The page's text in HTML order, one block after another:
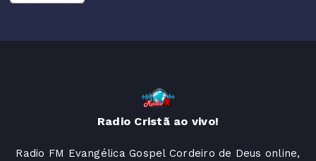
Radio Cristã ao vivo!
Radio FM Evangélica Gospel Cordeiro de Deus online,